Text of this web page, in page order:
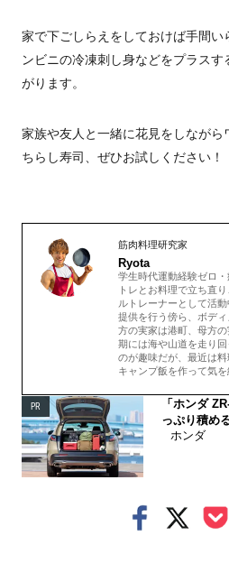
家で下ごしらえをしておけば手間い
ンビニの冷凍刺し身などをプラス
がります。
家族や友人と一緒に花見をしなが
ちらし寿司、ぜひお試しください！
筋肉料理研究家
Ryota
学生時代運動経験ゼロ
トレとお料理で立ち直
ルトレーナーとして活
提供を行う傍ら、ボデ
方の実家は港町、母方
期には海や山道を走り
のが趣味だが、最近は
キャンプ飯を作って気を
PR
「ホンダ
っぷり積め
ホンダ